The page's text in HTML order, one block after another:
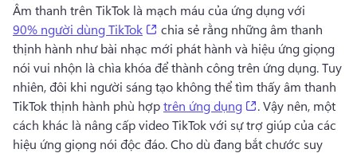
Âm thanh trên TikTok là mạch máu của ứng dụng với
90% người dùng TikTok
(opens in a new tab)
chia sẻ rằng những âm thanh
thịnh hành như bài nhạc mới phát hành và hiệu ứng giọng
nói vui nhộn là chìa khóa để thành công trên ứng dụng. Tuy
nhiên, đôi khi người sáng tạo không thể tìm thấy âm thanh
TikTok thịnh hành phù hợp trên ứng dụng (opens in a new
. Vậy nên, một
cách khác là nâng cấp video TikTok với sự trợ giúp của các
hiệu ứng giọng nói độc đáo. Cho dù đang bắt chước suy